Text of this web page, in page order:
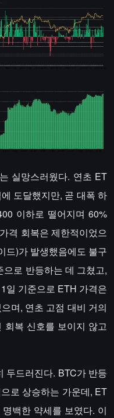
실망스러웠다. 연초 ET
도달했지만, 곧 대폭 하
이하로 떨어지며 60%
격 회복은 제한적이었으
드)가 발생했음에도 불구
로 반등하는 데 그쳤고,
일 기준으로 ETH 가격은
며, 연초 고점 대비 거의
회복 신호를 보이지 않고
두드러진다. BTC가 반등
로 상승하는 가운데, ET
백한 약세를 보였다. 이